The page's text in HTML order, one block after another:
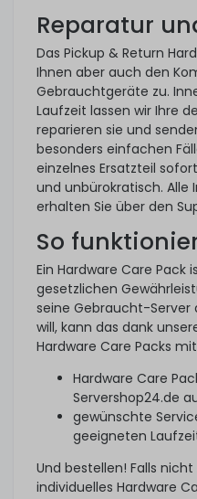
Reparatur
Das Pickup & Return
Ihnen aber auch den
Gebrauchtgeräte zu.
Laufzeit lassen wir Ihre
reparieren sie und
besonders einfachen
einzelnes Ersatzteil
und unbürokratisch. Alle
erhalten Sie über den
So
Ein Hardware Care Pack
gesetzlichen
seine Gebraucht-Server
will, kann das dank
Hardware Care Packs
Hardware Care
Servershop24.de
gewünschte
geeigneten
Und bestellen! Falls
individuelles Hardware